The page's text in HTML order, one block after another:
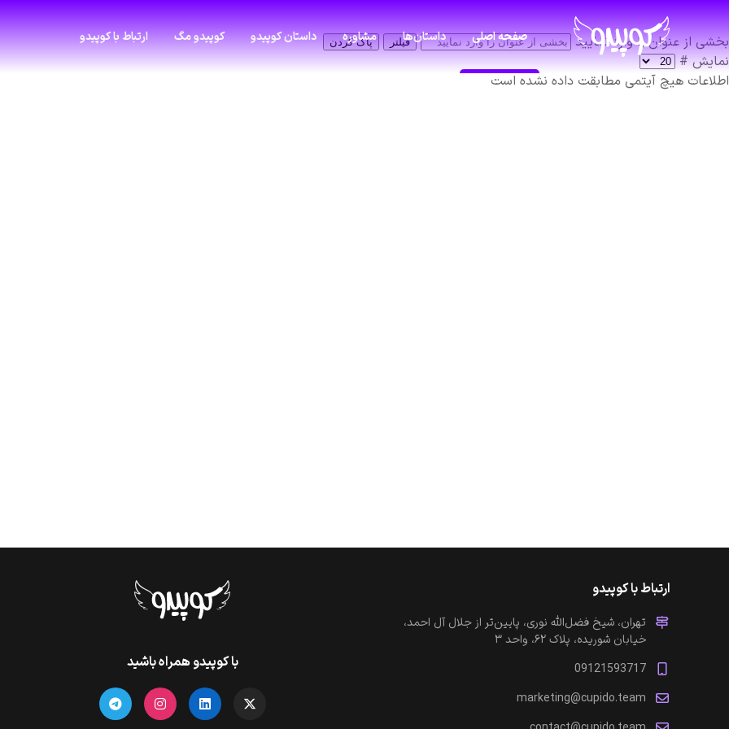
صفحه اصلی داستان‌ها مشاوره داستان کوپیدو کوپیدو مگ ارتباط با کوپیدو بخشی از عنوان را وارد نمایید فیلتر پاک کردن
نمایش #
اطلاعات هیچ آیتمی مطابقت داده نشده است
ارتباط با کوپیدو
تهران، شیخ فضل‌الله نوری، پایین‌تر از جلال آل احمد،
خیابان شوریده، پلاک ۶۲، واحد ۳
09121593717
marketing@cupido.team
با کوپیدو همراه باشید